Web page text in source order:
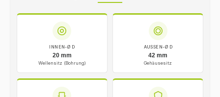
INNEN-Ø D
20 mm
Wellensitz (Bohrung)
AUSSEN-Ø D
42 mm
Gehäusesitz